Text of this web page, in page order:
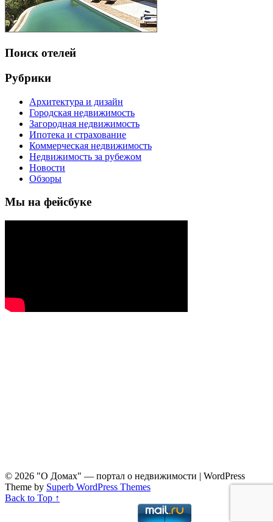
Поиск отелей
Рубрики
Архитектура и дизайн
Городская недвижимость
Загородная недвижимость
Ипотека и страхование
Коммерческая недвижимость
Недвижимость за рубежом
Новости
Обзоры
Мы на фейсбуке
© 2026 "О Домах" — портал о недвижимости | WordPress
Theme by Superb WordPress Themes
Back to Top ↑